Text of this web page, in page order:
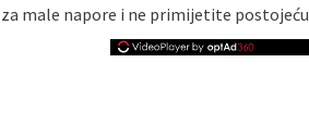
za male napore i ne primijetite